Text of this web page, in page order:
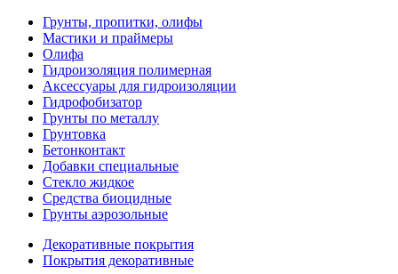
Грунты, пропитки, олифы
Мастики и праймеры
Олифа
Гидроизоляция полимерная
Аксессуары для гидроизоляции
Гидрофобизатор
Грунты по металлу
Грунтовка
Бетонконтакт
Добавки специальные
Стекло жидкое
Средства биоцидные
Грунты аэрозольные
Декоративные покрытия
Покрытия декоративные